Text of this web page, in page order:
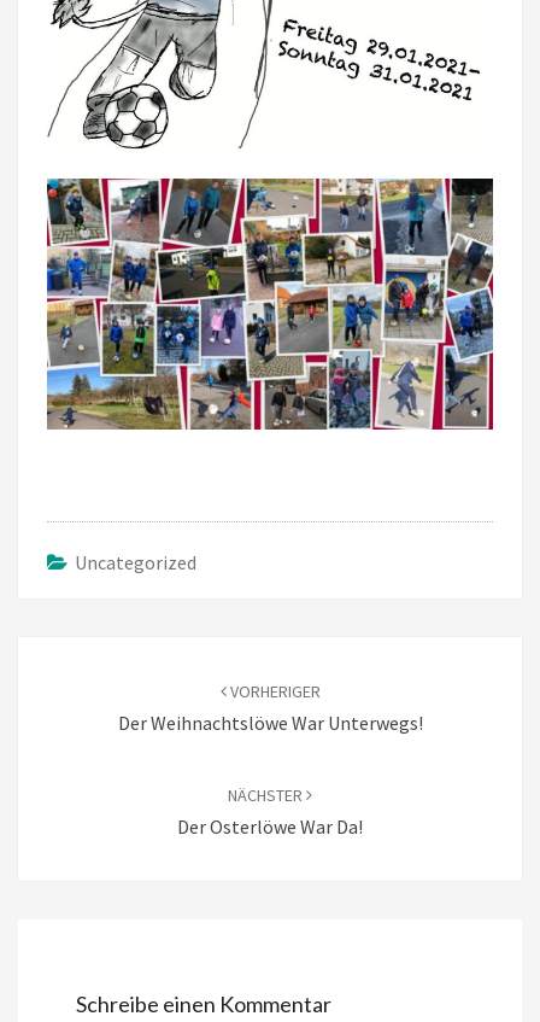
Uncategorized
VORHERIGER
Der Weihnachtslöwe War Unterwegs!
NÄCHSTER
Der Osterlöwe War Da!
Schreibe einen Kommentar